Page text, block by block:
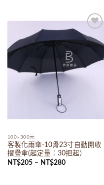
Add to
wishlist
100~300元
客製化雨傘-10骨23寸自動開收
摺疊傘(起定量：30把起）
NT$205– NT$280